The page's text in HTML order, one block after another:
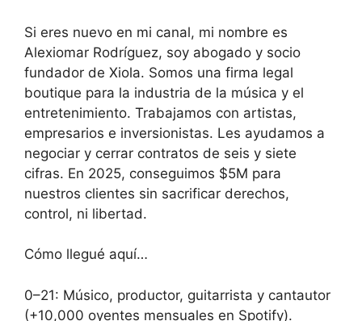
Si eres nuevo en mi canal, mi nombre es
Alexiomar Rodríguez, soy abogado y socio
fundador de Xiola. Somos una firma legal
boutique para la industria de la música y el
entretenimiento. Trabajamos con artistas,
empresarios e inversionistas. Les ayudamos a
negociar y cerrar contratos de seis y siete
cifras. En 2025, conseguimos $5M para
nuestros clientes sin sacrificar derechos,
control, ni libertad.
Cómo llegué aquí…
0–21: Músico, productor, guitarrista y cantautor
(+10,000 oyentes mensuales en Spotify).